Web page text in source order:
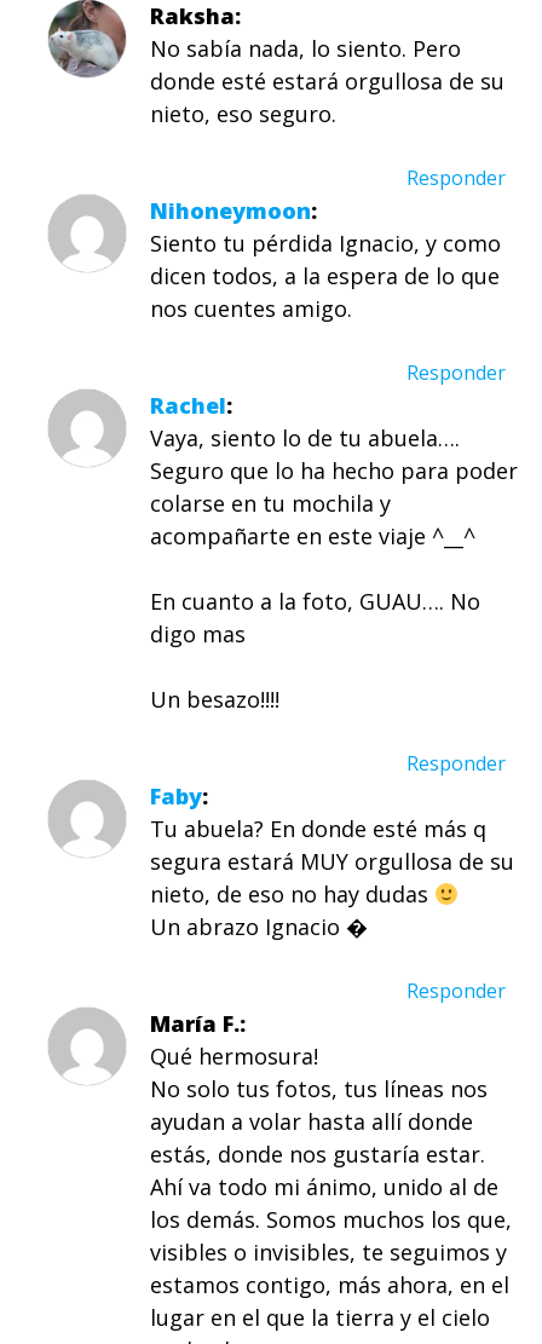
Raksha
No sabía nada, lo siento. Pero
donde esté estará orgullosa de su
nieto, eso seguro.
Responder
Nihoneymoon
Siento tu pérdida Ignacio, y como
dicen todos, a la espera de lo que
nos cuentes amigo.
Responder
Rachel
Vaya, siento lo de tu abuela….
Seguro que lo ha hecho para poder
colarse en tu mochila y
acompañarte en este viaje ^__^
En cuanto a la foto, GUAU…. No
digo mas
Un besazo!!!!
Responder
Faby
Tu abuela? En donde esté más q
segura estará MUY orgullosa de su
nieto, de eso no hay dudas
Un abrazo Ignacio �
Responder
María F.
Qué hermosura!
No solo tus fotos, tus líneas nos
ayudan a volar hasta allí donde
estás, donde nos gustaría estar.
Ahí va todo mi ánimo, unido al de
los demás. Somos muchos los que,
visibles o invisibles, te seguimos y
estamos contigo, más ahora, en el
lugar en el que la tierra y el cielo